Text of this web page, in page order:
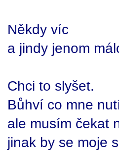
Někdy víc
a jindy jenom
Chci to slyšet.
Bůhví co mne
ale musím čekat
jinak by se moje